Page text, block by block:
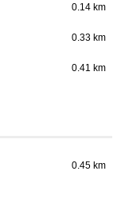
0.14 km
0.33 km
0.41 km
0.45 km